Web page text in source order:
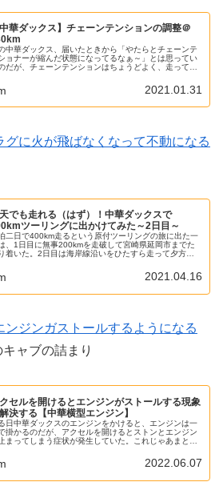
中華ダックス】チェーンテンションの調整＠
中華ダックス、届いたときから「やたらとチェーンテ
ョナーが縮んだ状態になってるなぁ～」とは思ってい
だが、チェーンテンションはちょうどよく、走っても
2021.01.31
に火が飛ばなくなって不動になる
でも走れる（はず）！中華ダックスで
ツーリングに出かけてみた～2日目～
二日で400km走るという原付ツーリングの旅に出た一
、1日目に無事200kmを走破して宮崎県延岡市までた
着いた。2日目は海岸線沿いをひたすら走って夕方ま
2021.04.16
ンジンガストールするようになる
ャブの詰まり
セルを開けるとエンジンがストールする現象
決する【中華横型エンジン】
日中華ダックスのエンジンをかけると、エンジンは一
掛かるのだが、アクセルを開けるとストンとエンジン
まってしまう症状が発生していた。これじゃあまとも
2022.06.07